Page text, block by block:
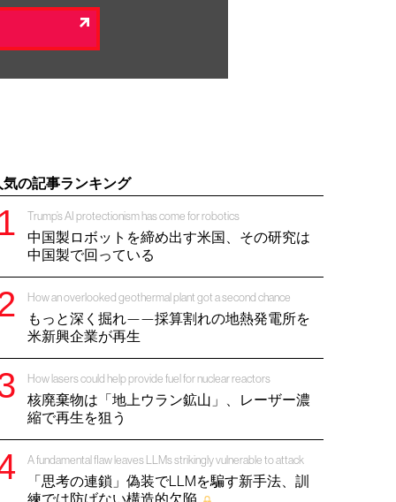
気の記事ランキング
Trump’s AI protectionism has come for robotics
中国製ロボットを締め出す米国、その研究は
中国製で回っている
How an overlooked geothermal plant got a second chance
もっと深く掘れ——採算割れの地熱発電所を
米新興企業が再生
How lasers could help provide fuel for nuclear reactors
核廃棄物は「地上ウラン鉱山」、レーザー濃
縮で再生を狙う
A fundamental flaw leaves LLMs strikingly vulnerable to attack
「思考の連鎖」偽装でLLMを騙す新手法、訓
練では防げない構造的欠陥